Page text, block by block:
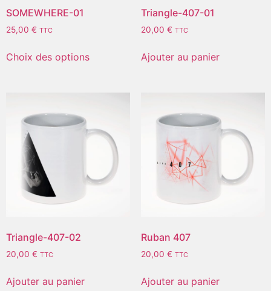
SOMEWHERE-01
25,00 € TTC
Choix des options
Triangle-407-01
20,00 € TTC
Ajouter au panier
Triangle-407-02
20,00 € TTC
Ajouter au panier
Ruban 407
20,00 € TTC
Ajouter au panier